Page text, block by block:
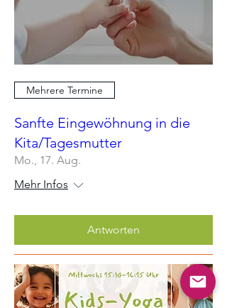
Mehrere Termine
Sanfte Eingewöhnung in die
Kita/Tagesmutter
Mo., 17. Aug.
Mehr Infos
Antworten